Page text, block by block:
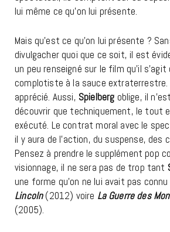
lui même ce qu’on lui présente.
Mais qu’est ce qu’on lui présente ?
divulgacher quoi que ce soit, il est
un peu renseigné sur le film qu’il s’agit
complotiste à la sauce extraterrestre.
apprécié. Aussi, Spielberg oblige, il
découvrir que techniquement, le tout
exécuté. Le contrat moral avec le
il y aura de l’action, du suspense, des
Pensez à prendre le supplément pop
visionnage, il ne sera pas de trop tant
une forme qu’on ne lui avait pas
Lincoln(2012) voire La Guerre des
(2005).